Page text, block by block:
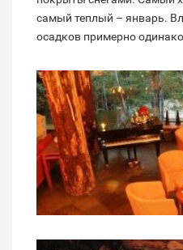
самый теплый – январь.
осадков примерно